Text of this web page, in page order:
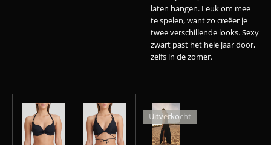
laten hangen. Leuk om mee
te spelen, want zo creëer je
twee verschillende looks. Sexy
zwart past het hele jaar door,
zelfs in de zomer.
Uitverkocht